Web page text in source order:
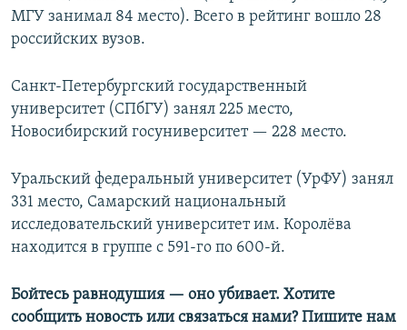
МГУ занимал 84 место). Всего в рейтинг вошло 28
российских вузов.
Санкт-Петербургский государственный
университет (СПбГУ) занял 225 место,
Новосибирский госуниверситет — 228 место.
Уральский федеральный университет (УрФУ) занял
331 место, Самарский национальный
исследовательский университет им. Королёва
находится в группе с 591-го по 600-й.
Бойтесь равнодушия — оно убивает. Хотите
сообщить новость или связаться нами? Пишите нам